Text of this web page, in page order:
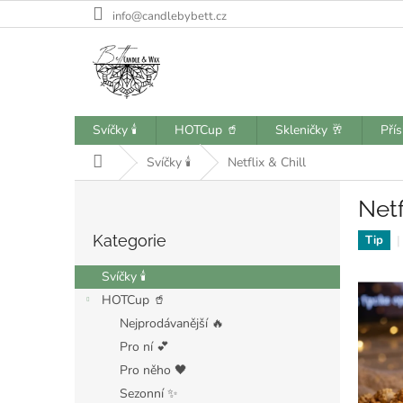
na
info@candlebybett.cz
Svíčky 🕯️ HOTCup 🥤 Skleničky 🥂
Domů Svíčky 🕯️ Netflix & Chill
r
a
kategorie
Kategorie
Svíčky 🕯️
HOTCup 🥤
Nejprodávanější 🔥
Pro ní 💕
Pro něho 🖤
Sezonní ✨
Tip